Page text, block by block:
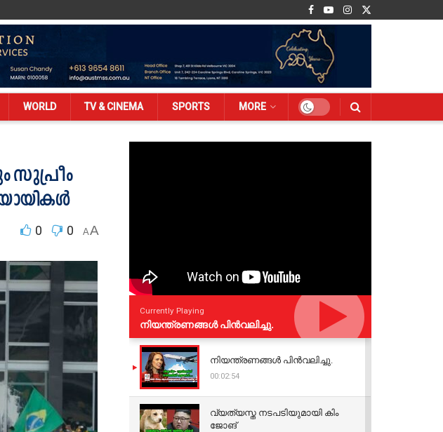
WORLD TV & CINEMA SPORTS MORE
സുപ്രീം
0 0 AA
Currently Playing
നിയന്ത്രണങ്ങള്‍ പിന്‍വലിച്ചു.
നിയന്ത്രണങ്ങള്‍ പിന്‍വലിച്ചു.
00:02:54
വ്യത്യസ്ത നടപടിയുമായി കിം
ജോങ്